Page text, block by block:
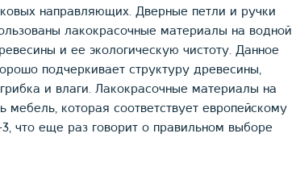
направляющих. Дверные петли и ручки
лакокрасочные материалы на водной
и ее экологическую чистоту. Данное
подчеркивает структуру древесины,
и влаги. Лакокрасочные материалы на
мебель, которая соответствует европейскому
что еще раз говорит о правильном выборе